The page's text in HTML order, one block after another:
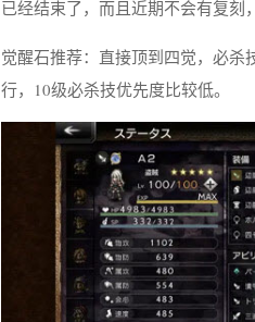
已经结束了，而且近期不会有复刻
觉醒石推荐：直接顶到四觉，必杀
行，10级必杀技优先度比较低。